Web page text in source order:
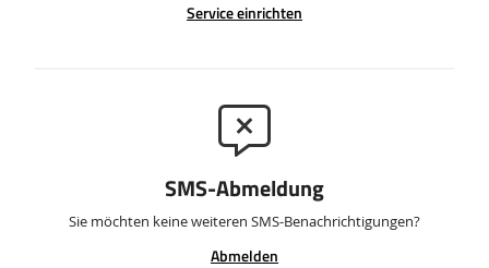
Service einrichten
SMS-Abmeldung
Sie möchten keine weiteren SMS-Benachrichtigungen?
Abmelden